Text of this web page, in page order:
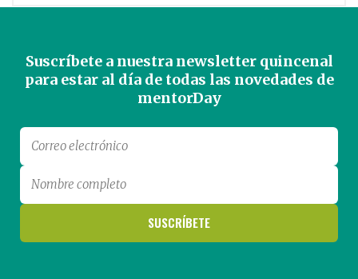
Suscríbete a nuestra newsletter quincenal
para estar al día de todas las novedades de
mentorDay